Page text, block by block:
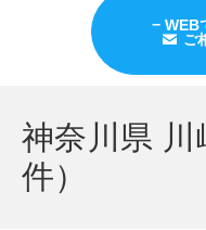
− WEB
ご
神奈川県 川
件）